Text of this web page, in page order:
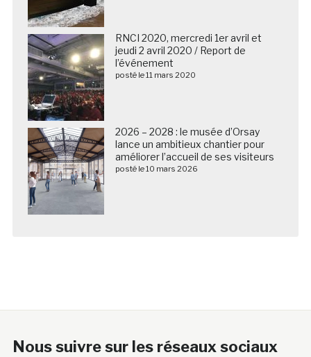
RNCI 2020, mercredi 1er avril et
jeudi 2 avril 2020 / Report de
l’événement
posté le 11 mars 2020
2026 – 2028 : le musée d’Orsay
lance un ambitieux chantier pour
améliorer l’accueil de ses visiteurs
posté le 10 mars 2026
Nous suivre sur les réseaux sociaux